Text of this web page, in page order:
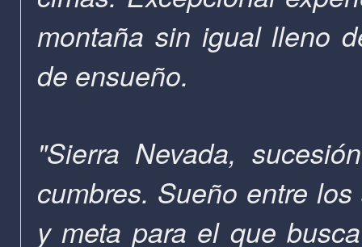
montaña sin igual lleno
de ensueño.
"Sierra Nevada,
cumbres. Sueño entre
y meta para el que